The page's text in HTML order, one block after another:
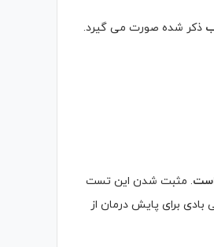
ذکر شده صورت می گیرد.
. مثبت شدن این تست
بادی برای پایش درمان از